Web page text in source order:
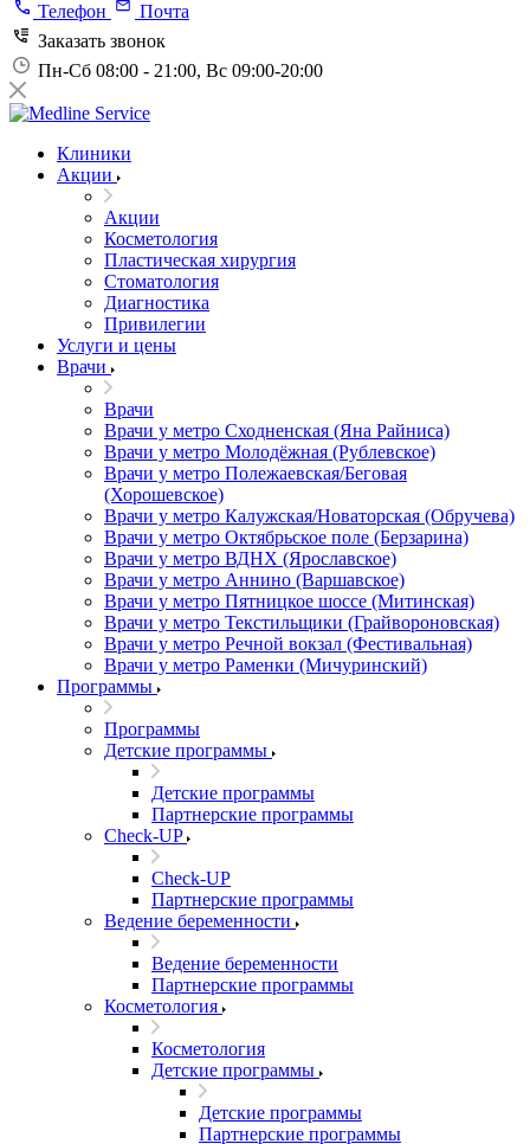
Телефон
Почта
Заказать звонок
Пн-Сб 08:00 - 21:00, Вс 09:00-20:00
Клиники
Акции
Акции
Косметология
Пластическая хирургия
Стоматология
Диагностика
Привилегии
Услуги и цены
Врачи
Врачи
Врачи у метро Сходненская (Яна Райниса)
Врачи у метро Молодёжная (Рублевское)
Врачи у метро Полежаевская/Беговая
(Хорошевское)
Врачи у метро Калужская/Новаторская (Обручева)
Врачи у метро Октябрьское поле (Берзарина)
Врачи у метро ВДНХ (Ярославское)
Врачи у метро Аннино (Варшавское)
Врачи у метро Пятницкое шоссе (Митинская)
Врачи у метро Текстильщики (Грайвороновская)
Врачи у метро Речной вокзал (Фестивальная)
Врачи у метро Раменки (Мичуринский)
Программы
Программы
Детские программы
Детские программы
Партнерские программы
Check-UP
Check-UP
Партнерские программы
Ведение беременности
Ведение беременности
Партнерские программы
Косметология
Косметология
Детские программы
Детские программы
Партнерские программы